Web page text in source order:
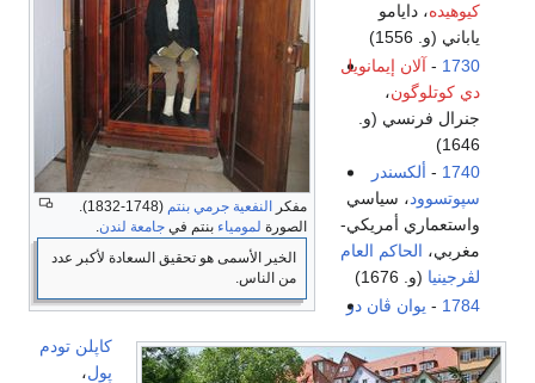
مفكر النفعية جرمي بنتم
(1748-1832).
الصورة لمومياء بنتم في جامعة لندن
الخير الأسمى هو تحقيق السعادة لأكبر عدد
من الناس.
كيوهيده، دايامو
ياباني (و. 1556)
1730
- آلان إيمانويل
دي كوتلوگون،
جنرال فرنسي (و.
1646)
1740
- ألكسندر
سپوتسوود، سياسي
واستعماري أمريكي-
مغربي، الحاكم العام
لڤرجينيا (و. 1676)
1784
- يوان ڤان در
كاپلن تودم
پول،